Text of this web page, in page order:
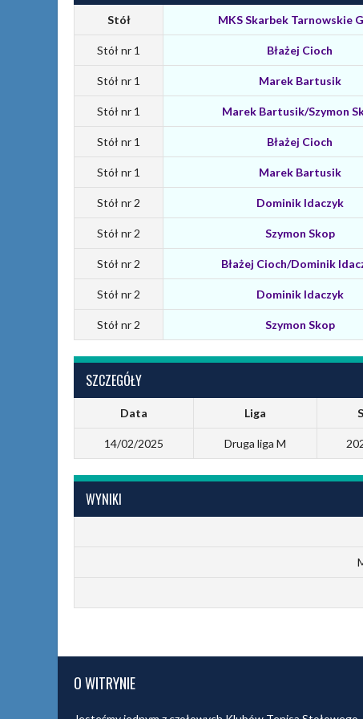
Stół MKS Skarbek Tarnowskie
Stół nr 1 Błażej Cioch
Stół nr 1 Marek Bartusik
Stół nr 1 Marek Bartusik/Szymon
Stół nr 1 Błażej Cioch
Stół nr 1 Marek Bartusik
Stół nr 2 Dominik Idaczyk
Stół nr 2 Szymon Skop
Stół nr 2 Błażej Cioch/Dominik
Stół nr 2 Dominik Idaczyk
Stół nr 2 Szymon Skop
SZCZEGÓŁY
Data Liga
14/02/2025 Druga liga M
WYNIKI
O WITRYNIE